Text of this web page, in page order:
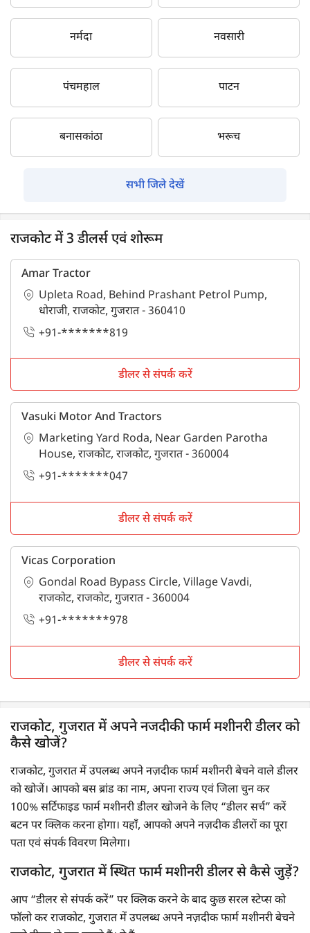
नर्मदा नवसारी
पंचमहाल पाटन
बनासकांठा भरूच
सभी जिले देखें
राजकोट में 3 डीलर्स एवं शोरूम
Amar Tractor
Upleta Road, Behind Prashant Petrol Pump,
धोराजी, राजकोट, गुजरात - 360410
+91-*******819
डीलर से संपर्क करें
Vasuki Motor And Tractors
Marketing Yard Roda, Near Garden Parotha
House, राजकोट, राजकोट, गुजरात - 360004
+91-*******047
डीलर से संपर्क करें
Vicas Corporation
Gondal Road Bypass Circle, Village Vavdi,
राजकोट, राजकोट, गुजरात - 360004
+91-*******978
डीलर से संपर्क करें
राजकोट, गुजरात में अपने नजदीकी फार्म मशीनरी डीलर को
कैसे खोजें?
राजकोट, गुजरात में उपलब्ध अपने नज़दीक फार्म मशीनरी बेचने वाले डीलर
को खोजें। आपको बस ब्रांड का नाम, अपना राज्य एवं जिला चुन कर
100% सर्टिफाइड फार्म मशीनरी डीलर खोजने के लिए “डीलर सर्च” करें
बटन पर क्लिक करना होगा। यहाँ, आपको अपने नज़दीक डीलरों का पूरा
पता एवं संपर्क विवरण मिलेगा।
राजकोट, गुजरात में स्थित फार्म मशीनरी डीलर से कैसे जुड़ें?
आप “डीलर से संपर्क करें” पर क्लिक करने के बाद कुछ सरल स्टेप्स को
फॉलो कर राजकोट, गुजरात में उपलब्ध अपने नज़दीक फार्म मशीनरी बेचने